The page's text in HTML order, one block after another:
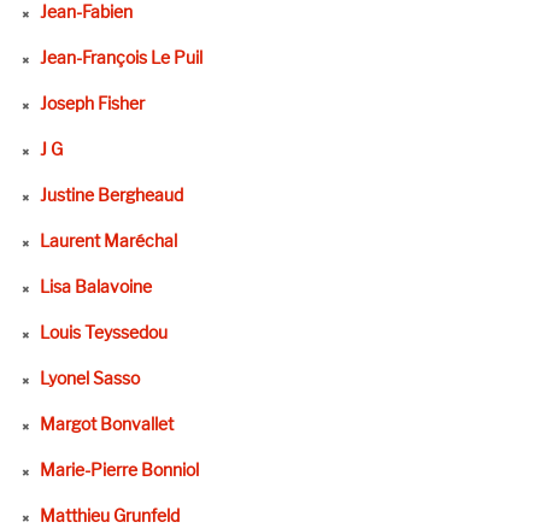
Jean-Fabien
Jean-François Le Puil
Joseph Fisher
J G
Justine Bergheaud
Laurent Maréchal
Lisa Balavoine
Louis Teyssedou
Lyonel Sasso
Margot Bonvallet
Marie-Pierre Bonniol
Matthieu Grunfeld